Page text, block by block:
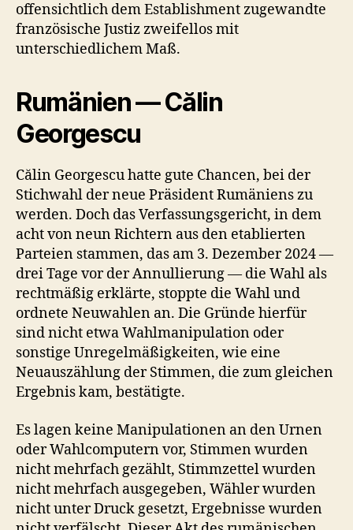
offensichtlich dem Establishment zugewandte
französische Justiz zweifellos mit
unterschiedlichem Maß.
Rumänien — Călin
Georgescu
Călin Georgescu hatte gute Chancen, bei der
Stichwahl der neue Präsident Rumäniens zu
werden. Doch das Verfassungsgericht, in dem
acht von neun Richtern aus den etablierten
Parteien stammen, das am 3. Dezember 2024 —
drei Tage vor der Annullierung — die Wahl als
rechtmäßig erklärte, stoppte die Wahl und
ordnete Neuwahlen an. Die Gründe hierfür
sind nicht etwa Wahlmanipulation oder
sonstige Unregelmäßigkeiten, wie eine
Neuauszählung der Stimmen, die zum gleichen
Ergebnis kam, bestätigte.
Es lagen keine Manipulationen an den Urnen
oder Wahlcomputern vor, Stimmen wurden
nicht mehrfach gezählt, Stimmzettel wurden
nicht mehrfach ausgegeben, Wähler wurden
nicht unter Druck gesetzt, Ergebnisse wurden